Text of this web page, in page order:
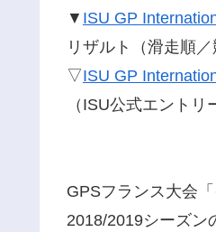
▼ ISU GP
リザルト（滑走順／
▽ISU GP
（ISU公式エントリ
GPSフランス大会
2018/2019シーズン